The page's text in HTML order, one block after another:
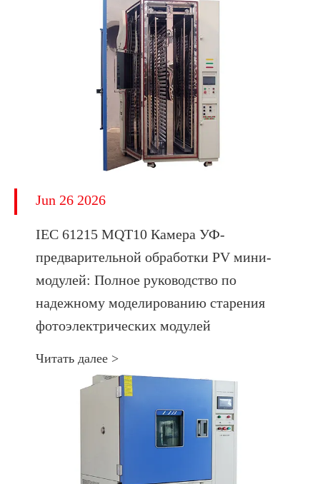
Jun 26 2026
IEC 61215 MQT10 Камера УФ-
предварительной обработки PV мини-
модулей: Полное руководство по
надежному моделированию старения
фотоэлектрических модулей
Читать далее >